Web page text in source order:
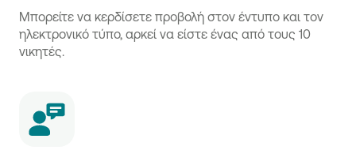
Μπορείτε να κερδίσετε προβολή στον έντυπο και τον
ηλεκτρονικό τύπο, αρκεί να είστε ένας από τους 10
νικητές.